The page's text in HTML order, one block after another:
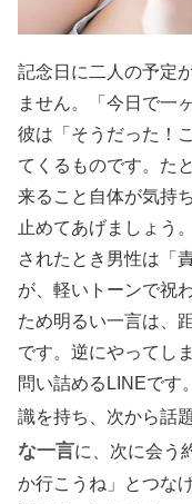
記念日に二人の予定
ません。「今日で一
彼は「そうだった！
てくるものです。た
来ること自体が気持
止めてあげましょう
されたとき男性は「
が、軽いトーンで祝
ため明るい一言は、
です。逆にやってし
問い詰めるLINEです
識を持ち、次から話
な一言に、次に会う
か行こうね」とつな